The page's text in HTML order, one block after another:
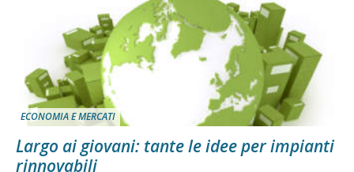
ECONOMIA E MERCATI
Largo ai giovani: tante le idee per impianti
rinnovabili